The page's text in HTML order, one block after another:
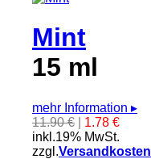
Mint
15 ml
mehr Information ▸
11.90 €
1.78 €
inkl.19% MwSt.
zzgl.Versandkosten